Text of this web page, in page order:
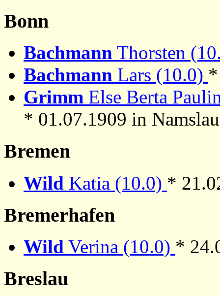
Bonn
Bachmann Thorsten
Bachmann Lars (10.0)
Grimm Else Berta
* 01.07.1909 in Namslau
Bremen
Wild Katia (10.0) *
Bremerhafen
Wild Verina (10.0) *
Breslau